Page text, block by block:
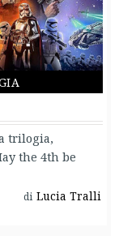
trilogia,
the 4th be
di Lucia Tralli